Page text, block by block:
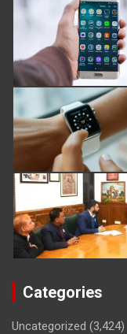
Categories
Uncategorized (3,424)